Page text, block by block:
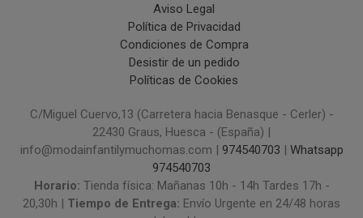
Aviso Legal
Política de Privacidad
Condiciones de Compra
Desistir de un pedido
Políticas de Cookies
C/Miguel Cuervo,13 (Carretera hacia Benasque - Cerler) -
22430 Graus, Huesca - (España) |
info@modainfantilymuchomas.com | 974540703
Whatsapp
974540703
Horario: Tienda física: Mañanas 10h - 14h Tardes 17h -
20,30h | Tiempo de Entrega: Envío Urgente en 24/48 horas